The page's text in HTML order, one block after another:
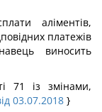
аліментів,
платежів
виносить
71 із змінами,
03.07.2018 }